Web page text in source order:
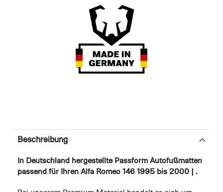
Beschreibung
In Deutschland hergestellte Passform Autofußmatten
passend für Ihren Alfa Romeo 146 1995 bis 2000 | .